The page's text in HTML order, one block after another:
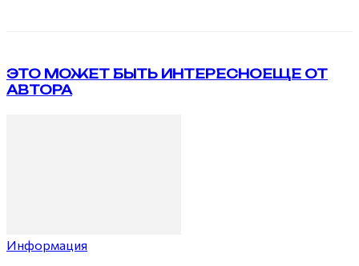
ЭТО МОЖЕТ БЫТЬ ИНТЕРЕСНОЕЩЕ ОТ
АВТОРА
Информация